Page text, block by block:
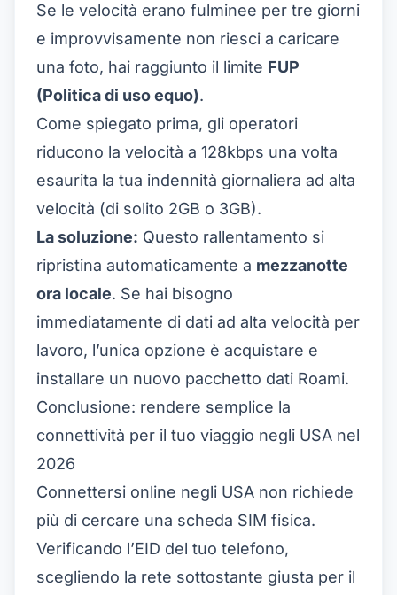
Se le velocità erano fulminee per tre giorni
e improvvisamente non riesci a caricare
una foto, hai raggiunto il limite FUP
(Politica di uso equo).
Come spiegato prima, gli operatori
riducono la velocità a 128kbps una volta
esaurita la tua indennità giornaliera ad alta
velocità (di solito 2GB o 3GB).
La soluzione: Questo rallentamento si
ripristina automaticamente a mezzanotte
ora locale. Se hai bisogno
immediatamente di dati ad alta velocità per
lavoro, l’unica opzione è acquistare e
installare un nuovo pacchetto dati Roami.
Conclusione: rendere semplice la
connettività per il tuo viaggio negli USA nel
2026
Connettersi online negli USA non richiede
più di cercare una scheda SIM fisica.
Verificando l’EID del tuo telefono,
scegliendo la rete sottostante giusta per il